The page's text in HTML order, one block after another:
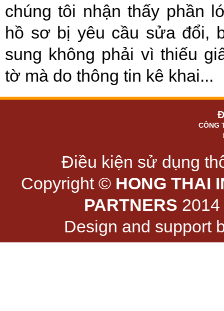
chúng tôi nhận thấy phần
hồ sơ bị yêu cầu sửa đổi,
sung không phải vì thiếu
tờ mà do thông tin kê khai...
CÔNG
Điều kiện sử dụng
Copyright © HONG THAI
PARTNERS
Design and support